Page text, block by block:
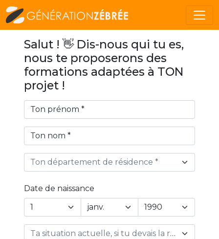
Salut ! 👋 Dis-nous qui tu es,
nous te proposerons des
formations adaptées à TON
projet !
Ton département de résidence *
Date de naissance
Year
Day
Ta situation actuelle, si tu devais la résumer en 1 mot… *